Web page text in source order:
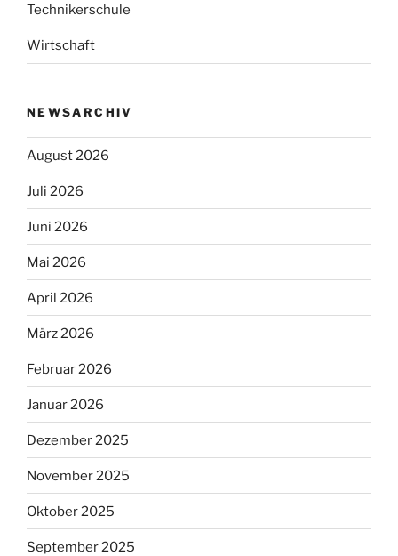
Technikerschule
Wirtschaft
NEWSARCHIV
August 2026
Juli 2026
Juni 2026
Mai 2026
April 2026
März 2026
Februar 2026
Januar 2026
Dezember 2025
November 2025
Oktober 2025
September 2025